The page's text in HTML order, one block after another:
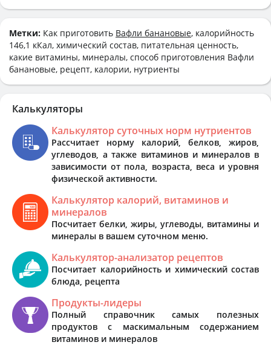
Метки: Как приготовить Вафли банановые, калорийность
146,1 кКал, химический состав, питательная ценность,
какие витамины, минералы, способ приготовления Вафли
банановые, рецепт, калории, нутриенты
Калькуляторы
Калькулятор суточных норм нутриентов
Рассчитает норму калорий, белков, жиров,
углеводов, а также витаминов и минералов в
зависимости от пола, возраста, веса и уровня
физической активности.
Калькулятор калорий, витаминов и
минералов
Посчитает белки, жиры, углеводы, витамины и
минералы в вашем суточном меню.
Калькулятор-анализатор рецептов
Посчитает калорийность и химический состав
блюда, рецепта
Продукты-лидеры
Полный справочник самых полезных
продуктов с маскимальным содержанием
витаминов и минералов